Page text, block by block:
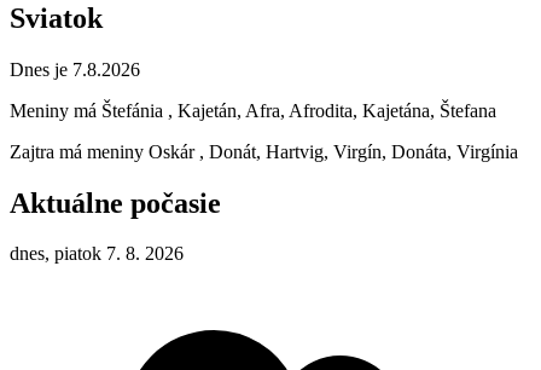
Sviatok
Dnes je 7.8.2026
Meniny má Štefánia , Kajetán, Afra, Afrodita, Kajetána, Štefana
Zajtra má meniny Oskár , Donát, Hartvig, Virgín, Donáta, Virgínia
Aktuálne počasie
dnes, piatok 7. 8. 2026